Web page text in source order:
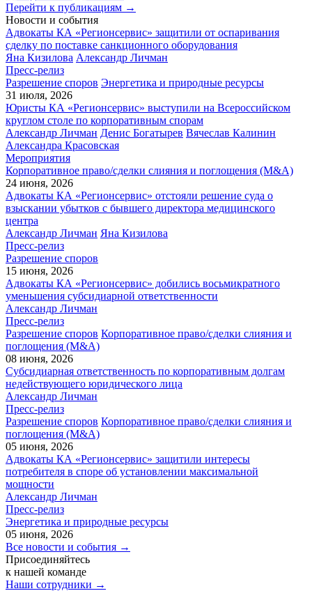
Перейти к публикациям →
Новости и события
Адвокаты КА «Регионсервис» защитили от оспаривания
сделку по поставке санкционного оборудования
Яна Кизилова Александр Личман
Пресс-релиз
Разрешение споров Энергетика и природные ресурсы
31 июля, 2026
Юристы КА «Регионсервис» выступили на Всероссийском
круглом столе по корпоративным спорам
Александр Личман Денис Богатырев Вячеслав Калинин
Александра Красовская
Мероприятия
Корпоративное право/сделки слияния и поглощения (M&A)
24 июня, 2026
Адвокаты КА «Регионсервис» отстояли решение суда о
взыскании убытков с бывшего директора медицинского
центра
Александр Личман Яна Кизилова
Пресс-релиз
Разрешение споров
15 июня, 2026
Адвокаты КА «Регионсервис» добились восьмикратного
уменьшения субсидиарной ответственности
Александр Личман
Пресс-релиз
Разрешение споров Корпоративное право/сделки слияния и
поглощения (M&A)
08 июня, 2026
Субсидиарная ответственность по корпоративным долгам
недействующего юридического лица
Александр Личман
Пресс-релиз
Разрешение споров Корпоративное право/сделки слияния и
поглощения (M&A)
05 июня, 2026
Адвокаты КА «Регионсервис» защитили интересы
потребителя в споре об установлении максимальной
мощности
Александр Личман
Пресс-релиз
Энергетика и природные ресурсы
05 июня, 2026
Все новости и события →
Присоединяйтесь
к нашей команде
Наши сотрудники →